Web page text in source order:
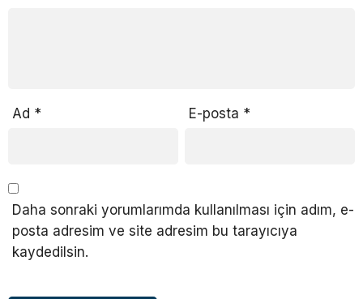
Ad * E-posta *
Daha sonraki yorumlarımda kullanılması için adım, e-
posta adresim ve site adresim bu tarayıcıya
kaydedilsin.